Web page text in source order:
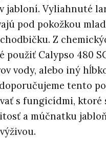
jabloní. Vyliahnuté
pod pokožkou
Z
použiť Calypso 480
vody, alebo iný
tento
s fungicídmi, ktoré
a múčnatku